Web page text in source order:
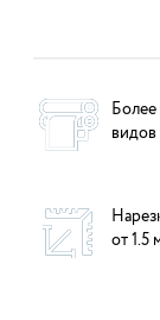
видов
от 1.5